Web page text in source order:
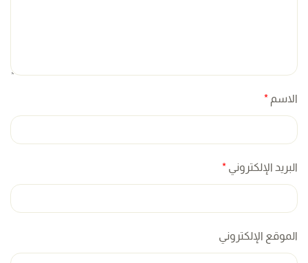
الاسم *
البريد الإلكتروني *
الموقع الإلكتروني